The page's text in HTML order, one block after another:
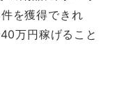
を獲得できれ
万円稼げること